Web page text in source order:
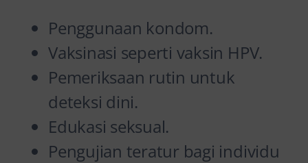
Penggunaan kondom.
Vaksinasi seperti vaksin HPV.
Pemeriksaan rutin untuk
deteksi dini.
Edukasi seksual.
Pengujian teratur bagi individu